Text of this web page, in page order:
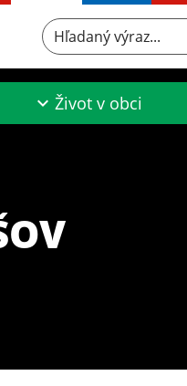
Hľadaný výraz...
Život v obci